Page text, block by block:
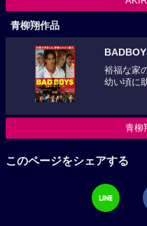
青柳翔作品
裕福な家
幼い頃に
青柳
このページをシェアする